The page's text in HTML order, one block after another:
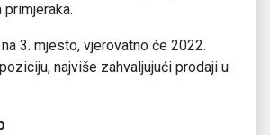
na 3. mjesto, vjerovatno će 2022.
najviše zahvaljujući prodaji u